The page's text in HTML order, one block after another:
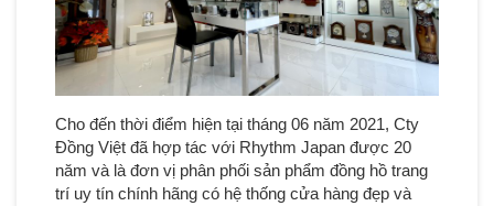
Cho đến thời điểm hiện tại tháng 06 năm 2021, Cty
Đồng Việt đã hợp tác với Rhythm Japan được 20
năm và là đơn vị phân phối sản phẩm đồng hồ trang
trí uy tín chính hãng có hệ thống cửa hàng đẹp và